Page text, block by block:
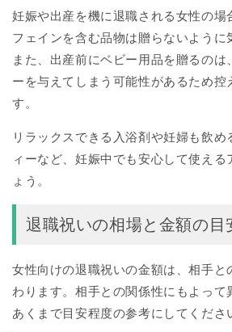
妊娠や出産を機に退職される女性の場
フェインを含む品物は贈らないように
また、出産前にベビー用品を贈るのは
ーを与えてしまう可能性があるため控
す。
リラックスできる入浴剤や妊婦も飲め
ィーなど、妊娠中でも安心して使える
ょう。
退職祝いの相場と金額の目
女性向けの退職祝いの金額は、相手と
わります。相手との関係性にもよって
あくまで目安程度の参考にしてくださ